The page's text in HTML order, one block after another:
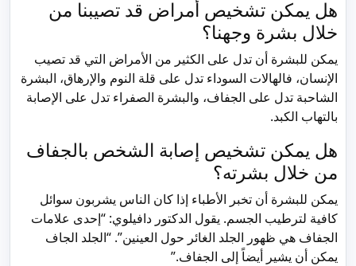
هل يمكن تشخيص أمراض قد تصيبنا من
خلال بشرة وجهنا؟
يمكن للبشرة أن تدل على الكثير من الأمراض التي قد تصيب
الإنسان، فالهالات السوداء تدل على قلة النوم والإرهاق، البشرة
الشاحبة تدل على الجفاف، والبشرة الصفراء تدل على الإصابة
بالتهاب الكبد.
هل يمكن تشخيص إصابة الشخص بالجفاف
من خلال بشرته؟
يمكن للبشرة أن تخبر الأطباء إذا كان الناس يشربون سوائل
كافية لترطيب الجسم. يقول الدكتور دافيلوي: “إحدى علامات
الجفاف هي ظهور الجلد الغائر حول العينين”. “الجلد الجاف
يمكن أن يشير أيضاً إلى الجفاف.”